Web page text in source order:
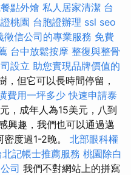
點外燴 私人居家清潔 台
桃園 台胞證辦理 ssl seo
徵信公司的專業服務 免費
台中放鬆按摩 整復與整骨
設立 助您實現品牌價值的
，但它可以長時間停留，
費用一坪多少 快速申請泰
，成年人為15美元，八到
興趣，我們也可以通過邁
度過1-2晚。 北部眼科權
北記帳士推薦服務 桃園除白
司 我們不對網站上的拼寫